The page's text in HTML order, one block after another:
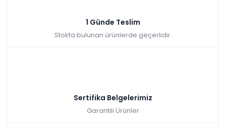
1 Günde Teslim
Stokta bulunan ürünlerde geçerlidir.
Sertifika Belgelerimiz
Garantili Ürünler